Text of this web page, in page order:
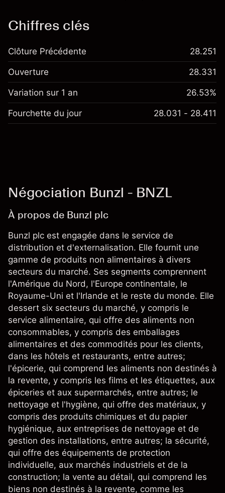
Chiffres clés
Clôture Précédente 28.251
Ouverture 28.331
Variation sur 1 an 26.53%
Fourchette du jour 28.031 - 28.411
Négociation Bunzl - BNZL
À propos de Bunzl plc
Bunzl plc est engagée dans le service de
distribution et d'externalisation. Elle fournit une
gamme de produits non alimentaires à divers
secteurs du marché. Ses segments comprennent
l'Amérique du Nord, l'Europe continentale, le
Royaume-Uni et l'Irlande et le reste du monde. Elle
dessert six secteurs du marché, y compris le
service alimentaire, qui offre des aliments non
consommables, y compris des emballages
alimentaires et des commodités pour les clients,
dans les hôtels et restaurants, entre autres;
l'épicerie, qui comprend les aliments non destinés à
la revente, y compris les films et les étiquettes, aux
épiceries et aux supermarchés, entre autres; le
nettoyage et l'hygiène, qui offre des matériaux, y
compris des produits chimiques et du papier
hygiénique, aux entreprises de nettoyage et de
gestion des installations, entre autres; la sécurité,
qui offre des équipements de protection
individuelle, aux marchés industriels et de la
construction; la vente au détail, qui comprend les
biens non destinés à la revente, comme les